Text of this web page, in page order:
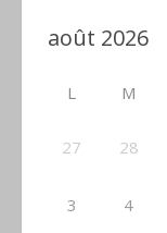
L M
27 28
3 4